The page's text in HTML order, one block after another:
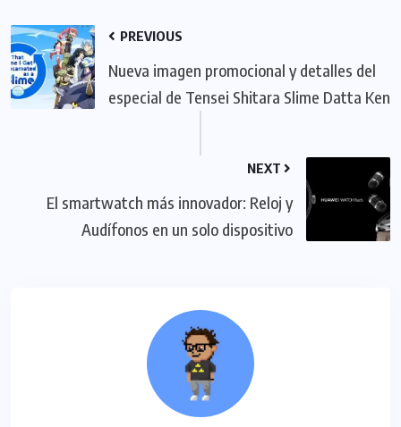
PREVIOUS
Nueva imagen promocional y detalles del
especial de Tensei Shitara Slime Datta Ken
NEXT
El smartwatch más innovador: Reloj y
Audífonos en un solo dispositivo